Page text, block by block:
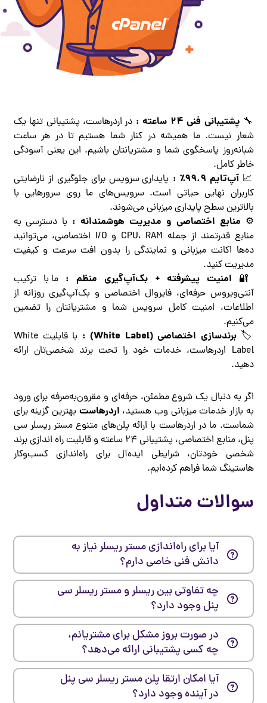
🔧 پشتیبانی فنی 24 ساعته :
در اردرهاست، پشتیبانی تنها یک
شعار نیست. ما همیشه در کنار شما هستیم تا در هر ساعت
شبانه‌روز پاسخگوی شما و مشتریانتان باشیم. این یعنی آسودگی
خاطر کامل.
📈 آپ‌تایم ۹۹.۹٪ :
پایداری سرویس برای جلوگیری از نارضایتی
کاربران نهایی حیاتی است. سرویس‌های ما روی سرورهایی با
بالاترین سطح پایداری میزبانی می‌شوند.
⚙️ منابع اختصاصی و مدیریت هوشمندانه : با دسترسی به
منابع قدرتمند از جمله CPU، RAM و I/O اختصاصی، می‌توانید
ده‌ها اکانت میزبانی و نمایندگی را بدون افت سرعت و کیفیت
مدیریت کنید.
🔐 امنیت پیشرفته + بک‌آپ‌گیری منظم :ما با ترکیب
آنتی‌ویروس حرفه‌ای، فایروال اختصاصی و بک‌آپ‌گیری روزانه از
اطلاعات، امنیت کامل سرویس شما و مشتریانتان را تضمین
می‌کنیم.
🏷️برندسازی اختصاصی(White Label) :
با قابلیت White
Label اردرهاست، خدمات خود را تحت برند شخصی‌تان ارائه
دهید.
اگر به دنبال یک شروع مطمئن، حرفه‌ای و مقرون‌به‌صرفه برای ورود
به بازار خدمات میزبانی وب هستید، اردرهاست بهترین گزینه برای
شماست. ما در اردرهاست با ارائه پلن‌های متنوع مستر ریسلر سی
پنل، منابع اختصاصی، پشتیبانی ۲۴ ساعته و قابلیت راه اندازی برند
شخصی خودتان، شرایطی ایده‌آل برای راه‌اندازی کسب‌وکار
هاستینگ شما فراهم کرده‌ایم.
سوالات متداول
آیا برای راه‌اندازی مستر ریسلر نیاز به
دانش فنی خاصی دارم؟
چه تفاوتی بین ریسلر و مستر ریسلر سی
پنل وجود دارد؟
در صورت بروز مشکل برای مشتریانم،
چه کسی پشتیبانی ارائه می‌دهد؟
آیا امکان ارتقا پلن مستر ریسلر سی پنل
در آینده وجود دارد؟